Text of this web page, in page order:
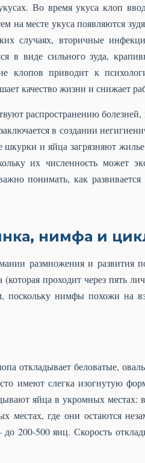
Во время укуса клоп
на месте укуса появляются
случаях, вторичные
в виде сильного зуда,
клопов приводит к
качество жизни и снижает
распространению
в создании
и яйца загрязняют
их численность может
понимать, как развивается
нимфа и
размножения и развития
проходит через пять
поскольку нимфы похожи на
откладывает беловатые,
имеют слегка изогнутую
яйца в укромных местах:
местах, где они остаются
200-500 яиц. Скорость